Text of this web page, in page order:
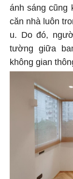
ánh sáng cũng
căn nhà luôn
u. Do đó,
tường giữa
không gian